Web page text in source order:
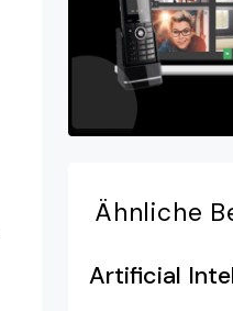
Ähnliche
Artificial